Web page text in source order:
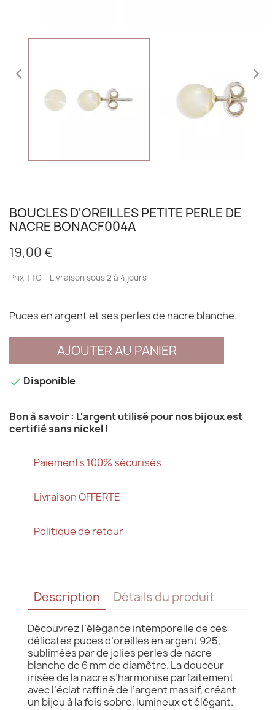
 
BOUCLES D'OREILLES PETITE PERLE DE
NACRE BONACF004A
19,00 €
Prix TTC Livraison sous 2 à 4 jours
Puces en argent et ses perles de nacre blanche.
AJOUTER AU PANIER
 Disponible
Bon à savoir : L'argent utilisé pour nos bijoux est
certifié sans nickel !
Paiements 100% sécurisés
Livraison OFFERTE
Politique de retour
Description Détails du produit
Découvrez l’élégance intemporelle de ces
délicates puces d’oreilles en argent 925,
sublimées par de jolies perles de nacre
blanche de 6 mm de diamètre. La douceur
irisée de la nacre s’harmonise parfaitement
avec l’éclat raffiné de l’argent massif, créant
un bijou à la fois sobre, lumineux et élégant.